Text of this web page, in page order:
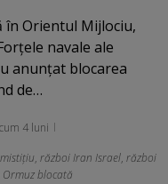
în Orientul Mijlociu,
navale ale
anunțat blocarea
de…
4 luni
, război Iran Israel, război
blocată